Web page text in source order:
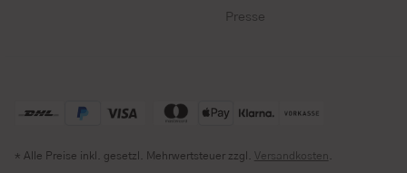
Presse
* Alle Preise inkl. gesetzl. Mehrwertsteuer zzgl. Versandkosten